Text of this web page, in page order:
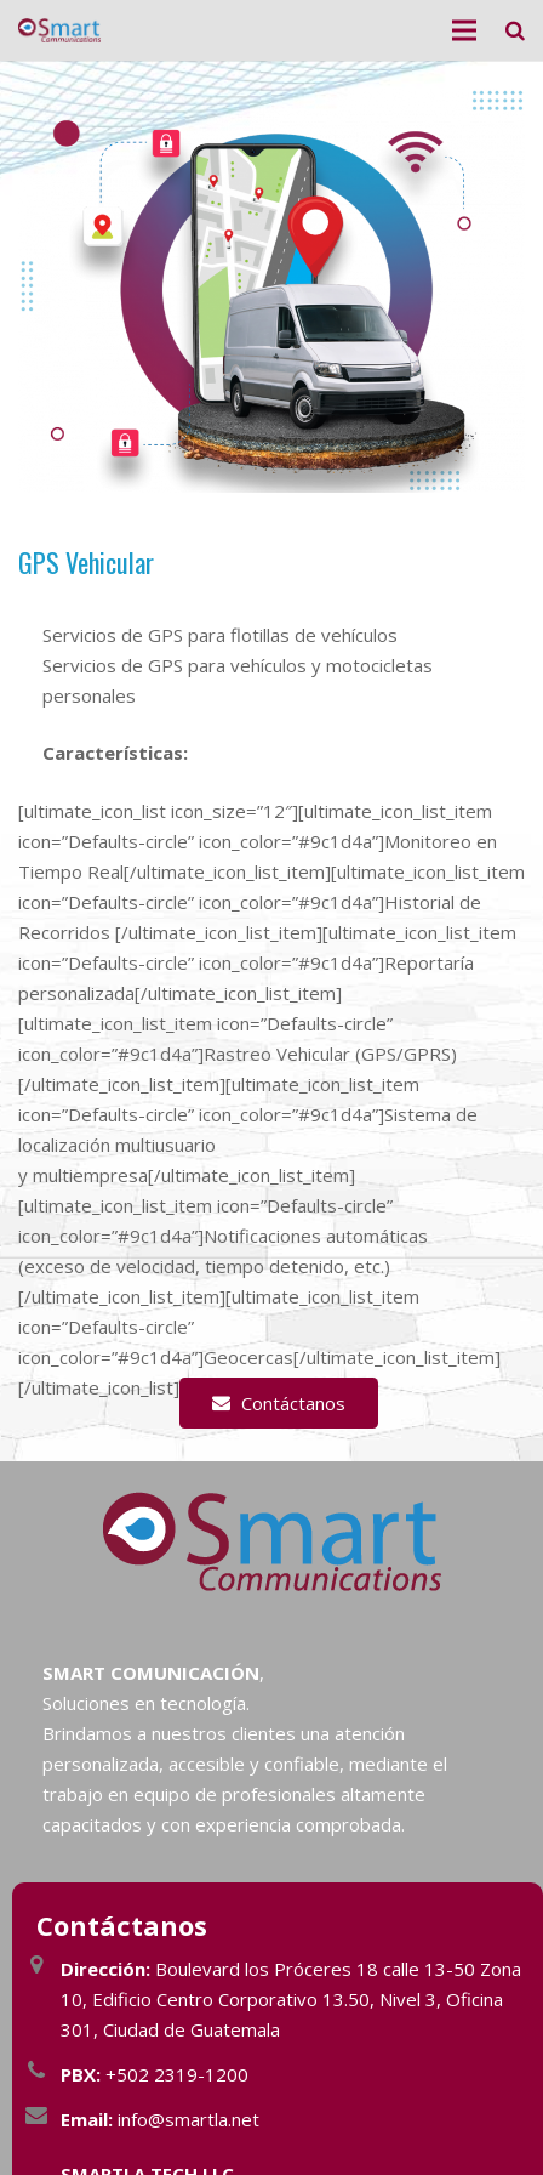
GPS Vehicular
Servicios de GPS para flotillas de vehículos
Servicios de GPS para vehículos y motocicletas
personales
Características:
[ultimate_icon_list icon_size=”12″][ultimate_icon_list_item
icon=”Defaults-circle” icon_color=”#9c1d4a”]Monitoreo en
Tiempo Real[/ultimate_icon_list_item][ultimate_icon_list_item
icon=”Defaults-circle” icon_color=”#9c1d4a”]Historial de
Recorridos [/ultimate_icon_list_item][ultimate_icon_list_item
icon=”Defaults-circle” icon_color=”#9c1d4a”]Reportaría
personalizada[/ultimate_icon_list_item]
[ultimate_icon_list_item icon=”Defaults-circle”
icon_color=”#9c1d4a”]Rastreo Vehicular (GPS/GPRS)
[/ultimate_icon_list_item][ultimate_icon_list_item
icon=”Defaults-circle” icon_color=”#9c1d4a”]Sistema de
localización multiusuario
y multiempresa[/ultimate_icon_list_item]
[ultimate_icon_list_item icon=”Defaults-circle”
icon_color=”#9c1d4a”]Notificaciones automáticas
(exceso de velocidad, tiempo detenido, etc.)
[/ultimate_icon_list_item][ultimate_icon_list_item
icon=”Defaults-circle”
icon_color=”#9c1d4a”]Geocercas[/ultimate_icon_list_item]
[/ultimate_icon_list]
Contáctanos
SMART COMUNICACIÓN,
Soluciones en tecnología.
Brindamos a nuestros clientes una atención
personalizada, accesible y confiable, mediante el
trabajo en equipo de profesionales altamente
capacitados y con experiencia comprobada.
Contáctanos
Dirección: Boulevard los Próceres 18 calle 13-50 Zona
10, Edificio Centro Corporativo 13.50, Nivel 3, Oficina
301, Ciudad de Guatemala
PBX: +502 2319-1200
Email: info@smartla.net